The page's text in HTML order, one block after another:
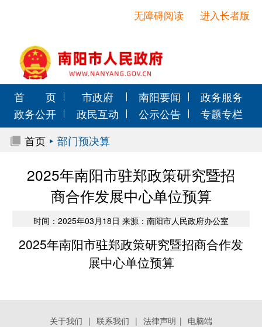
进入长者版
无障碍阅读
首 页 市政府 南阳要闻
政务服务
政务公开
政民互动 公示公告
专题专栏
首页
部门预决算
2025年南阳市驻郑政策研究暨招
商合作发展中心单位预算
时间：2025年03月18日 来源：南阳市人民政府办公室
2025年南阳市驻郑政策研究暨招商合作发
展中心单位预算
关于我们 | 联系我们 | 法律声明 | 电脑端